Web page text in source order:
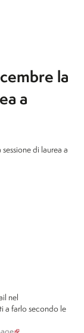
la
a
di laurea a
nel
a farlo secondo le